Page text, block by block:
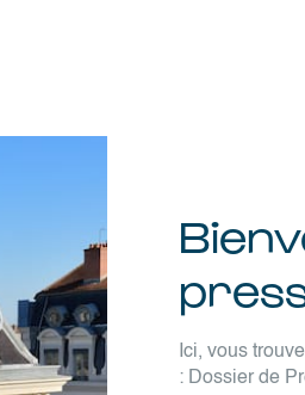
Ici, vous
: Dossier de